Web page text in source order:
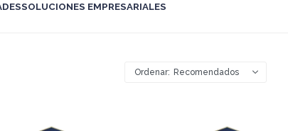
SOLUCIONES EMPRESARIALES
Recomendados